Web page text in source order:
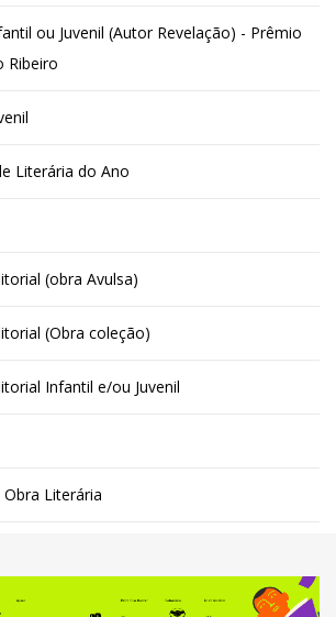
ou Juvenil (Autor Revelação) - Prêmio
Ribeiro
Literária do Ano
(obra Avulsa)
(Obra coleção)
Infantil e/ou Juvenil
Literária